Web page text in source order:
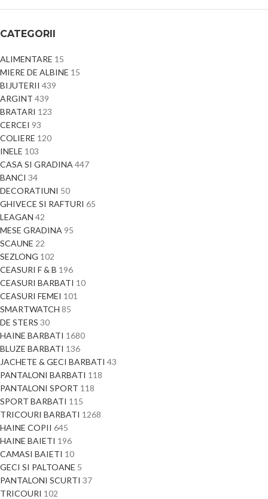
CATEGORII
ALIMENTARE 15
MIERE DE ALBINE 15
BIJUTERII 439
ARGINT 439
BRATARI 123
CERCEI 93
COLIERE 120
INELE 103
CASA SI GRADINA 447
BANCI 34
DECORATIUNI 50
GHIVECE SI RAFTURI 65
LEAGAN 42
MESE GRADINA 95
SCAUNE 22
SEZLONG 102
CEASURI F & B 196
CEASURI BARBATI 10
CEASURI FEMEI 101
SMARTWATCH 85
DE STERS 30
HAINE BARBATI 1680
BLUZE BARBATI 136
JACHETE & GECI BARBATI 43
PANTALONI BARBATI 118
PANTALONI SPORT 118
SPORT BARBATI 115
TRICOURI BARBATI 1268
HAINE COPII 645
HAINE BAIETI 196
CAMASI BAIETI 10
GECI SI PALTOANE 5
PANTALONI SCURTI 37
TRICOURI 102